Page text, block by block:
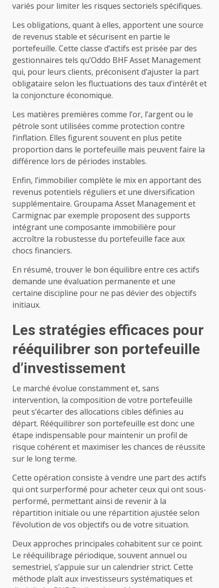
variés pour limiter les risques sectoriels spécifiques.
Les obligations, quant à elles, apportent une source
de revenus stable et sécurisent en partie le
portefeuille. Cette classe d’actifs est prisée par des
gestionnaires tels qu’Oddo BHF Asset Management
qui, pour leurs clients, préconisent d’ajuster la part
obligataire selon les fluctuations des taux d’intérêt et
la conjoncture économique.
Les matières premières comme l’or, l’argent ou le
pétrole sont utilisées comme protection contre
l’inflation. Elles figurent souvent en plus petite
proportion dans le portefeuille mais peuvent faire la
différence lors de périodes instables.
Enfin, l’immobilier complète le mix en apportant des
revenus potentiels réguliers et une diversification
supplémentaire. Groupama Asset Management et
Carmignac par exemple proposent des supports
intégrant une composante immobilière pour
accroître la robustesse du portefeuille face aux
chocs financiers.
En résumé, trouver le bon équilibre entre ces actifs
demande une évaluation permanente et une
certaine discipline pour ne pas dévier des objectifs
initiaux.
Les stratégies efficaces pour
rééquilibrer son portefeuille
d’investissement
Le marché évolue constamment et, sans
intervention, la composition de votre portefeuille
peut s’écarter des allocations cibles définies au
départ. Rééquilibrer son portefeuille est donc une
étape indispensable pour maintenir un profil de
risque cohérent et maximiser les chances de réussite
sur le long terme.
Cette opération consiste à vendre une part des actifs
qui ont surperformé pour acheter ceux qui ont sous-
performé, permettant ainsi de revenir à la
répartition initiale ou une répartition ajustée selon
l’évolution de vos objectifs ou de votre situation.
Deux approches principales cohabitent sur ce point.
Le rééquilibrage périodique, souvent annuel ou
semestriel, s’appuie sur un calendrier strict. Cette
méthode plaît aux investisseurs systématiques et